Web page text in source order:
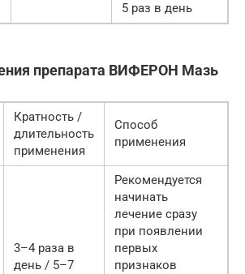
5 раз в день
препарата ВИФЕРОН Мазь
Кратность /
длительность
применения
Способ
применения
3–4 разa в
день / 5–7
Рекомендуется
начинать
лечение сразу
при появлении
первых
признаков